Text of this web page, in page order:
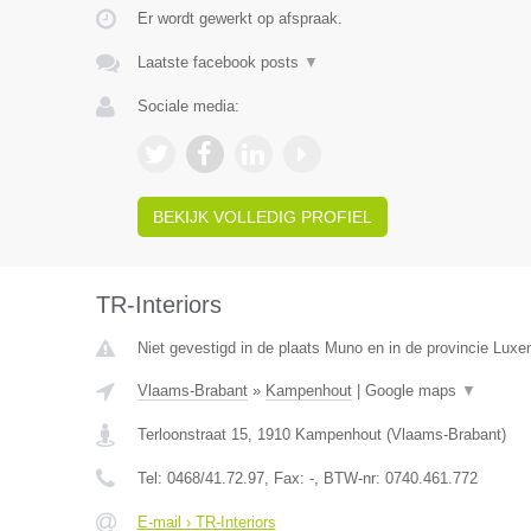
Er wordt gewerkt op afspraak.
Laatste facebook posts ▼
Sociale media:
BEKIJK VOLLEDIG PROFIEL
TR-Interiors
Niet gevestigd in de plaats Muno en in de provincie
Vlaams-Brabant» Kampenhout| Google maps ▼
Terloonstraat 15, 1910 Kampenhout(Vlaams-Brabant)
Tel: 0468/41.72.97, Fax: -, BTW-nr: 0740.461.772
E-mail › TR-Interiors